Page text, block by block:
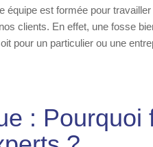
équipe est formée pour
clients. En effet, une fosse
pour un particulier ou une
: Pourquoi